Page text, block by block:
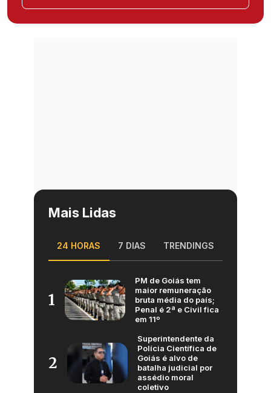
Mais Lidas
24 HORAS 7 DIAS TRENDINGS
1
PM de Goiás tem
maior remuneração
bruta média do país;
Penal é 2ª e Civil fica
em 11º
2
Superintendente da
Polícia Científica de
Goiás é alvo de
batalha judicial por
assédio moral
coletivo